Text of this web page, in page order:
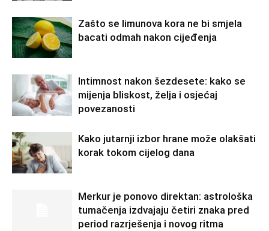
Zašto se limunova kora ne bi smjela
bacati odmah nakon cijeđenja
Intimnost nakon šezdesete: kako se
mijenja bliskost, želja i osjećaj
povezanosti
Kako jutarnji izbor hrane može olakšati
korak tokom cijelog dana
Merkur je ponovo direktan: astrološka
tumačenja izdvajaju četiri znaka pred
period razrješenja i novog ritma